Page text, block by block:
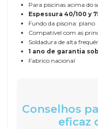
Para piscinas acima do
Espessura 40/100 y
Fundo da piscina: plano
Compatível com as
Soldadura de alta
1 ano de garantia
Fabrico nacional
Conselhos
eficaz